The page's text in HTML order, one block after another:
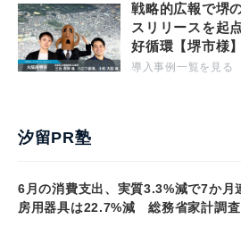
戦略的広報で堺
スリリースを起
好循環【堺市様】
導入事例一覧を見る
汐留PR塾
6月の消費支出、実質3.3%減で7か
房用器具は22.7%減 総務省家計調査